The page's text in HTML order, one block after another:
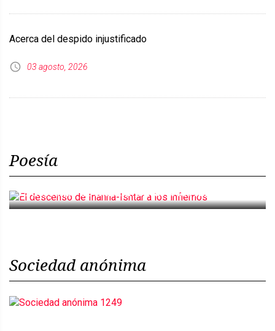
Acerca del despido injustificado
03 agosto, 2026
Poesía
El descenso de Inanna-Ishtar a los infiernos
Sociedad anónima